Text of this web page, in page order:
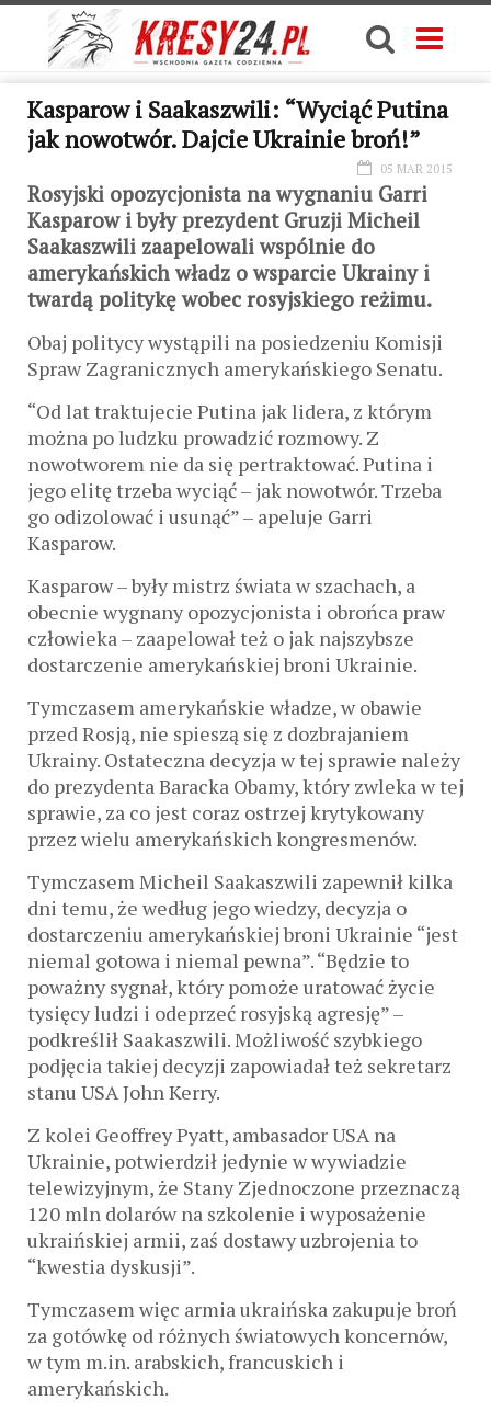
Kasparow i Saakaszwili: “Wyciąć Putina
jak nowotwór. Dajcie Ukrainie broń!”
05 MAR 2015
Rosyjski opozycjonista na wygnaniu Garri
Kasparow i były prezydent Gruzji Micheil
Saakaszwili zaapelowali wspólnie do
amerykańskich władz o wsparcie Ukrainy i
twardą politykę wobec rosyjskiego reżimu.
Obaj politycy wystąpili na posiedzeniu Komisji
Spraw Zagranicznych amerykańskiego Senatu.
“Od lat traktujecie Putina jak lidera, z którym
można po ludzku prowadzić rozmowy. Z
nowotworem nie da się pertraktować. Putina i
jego elitę trzeba wyciąć – jak nowotwór. Trzeba
go odizolować i usunąć” – apeluje Garri
Kasparow.
Kasparow – były mistrz świata w szachach, a
obecnie wygnany opozycjonista i obrońca praw
człowieka – zaapelował też o jak najszybsze
dostarczenie amerykańskiej broni Ukrainie.
Tymczasem amerykańskie władze, w obawie
przed Rosją, nie spieszą się z dozbrajaniem
Ukrainy. Ostateczna decyzja w tej sprawie należy
do prezydenta Baracka Obamy, który zwleka w tej
sprawie, za co jest coraz ostrzej krytykowany
przez wielu amerykańskich kongresmenów.
Tymczasem Micheil Saakaszwili zapewnił kilka
dni temu, że według jego wiedzy, decyzja o
dostarczeniu amerykańskiej broni Ukrainie “jest
niemal gotowa i niemal pewna”. “Będzie to
poważny sygnał, który pomoże uratować życie
tysięcy ludzi i odeprzeć rosyjską agresję” –
podkreślił Saakaszwili. Możliwość szybkiego
podjęcia takiej decyzji zapowiadał też sekretarz
stanu USA John Kerry.
Z kolei Geoffrey Pyatt, ambasador USA na
Ukrainie, potwierdził jedynie w wywiadzie
telewizyjnym, że Stany Zjednoczone przeznaczą
120 mln dolarów na szkolenie i wyposażenie
ukraińskiej armii, zaś dostawy uzbrojenia to
“kwestia dyskusji”.
Tymczasem więc armia ukraińska zakupuje broń
za gotówkę od różnych światowych koncernów,
w tym m.in. arabskich, francuskich i
amerykańskich.